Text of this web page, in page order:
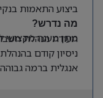
ביצוע התאמות
מתן מענה מקצועי
מה נדרש?
תעודת הנהלת חשבונות סוג
ניסיון קודם
אנגלית ברמה